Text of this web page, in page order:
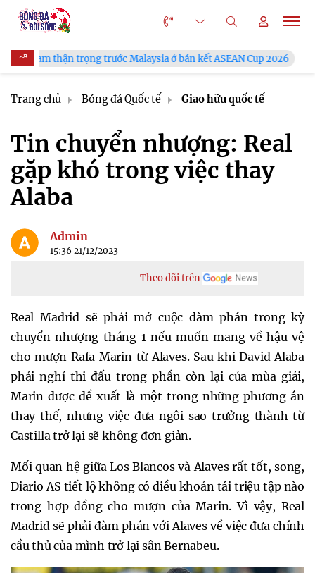
trọng trước Malaysia ở bán kết ASEAN Cup 2026 VFF công
Trang chủ Bóng đá Quốc tế Giao hữu quốc tế
Tin chuyển nhượng: Real
gặp khó trong việc thay
Alaba
Admin
15:36 21/12/2023
Theo dõi trên
Real Madrid sẽ phải mở cuộc đàm phán trong kỳ
chuyển nhượng tháng 1 nếu muốn mang về hậu vệ
cho mượn Rafa Marin từ Alaves. Sau khi David Alaba
phải nghỉ thi đấu trong phần còn lại của mùa giải,
Marin được đề xuất là một trong những phương án
thay thế, nhưng việc đưa ngôi sao trưởng thành từ
Castilla trở lại sẽ không đơn giản.
Mối quan hệ giữa Los Blancos và Alaves rất tốt, song,
Diario AS tiết lộ không có điều khoản tái triệu tập nào
trong hợp đồng cho mượn của Marin. Vì vậy, Real
Madrid sẽ phải đàm phán với Alaves về việc đưa chính
cầu thủ của mình trở lại sân Bernabeu.